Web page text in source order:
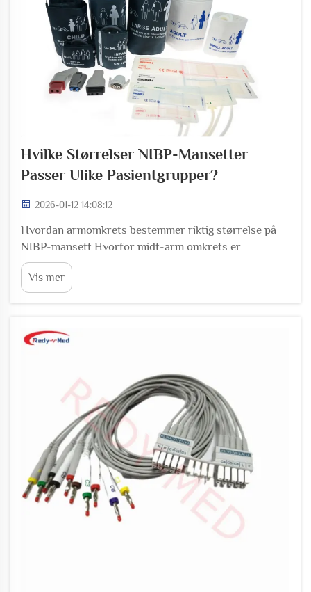
Hvilke Størrelser NIBP-Mansetter
Passer Ulike Pasientgrupper?
2026-01-12 14:08:12
Hvordan armomkrets bestemmer riktig størrelse på
NIBP-mansett Hvorfor midt-arm omkrets er
gullstandarden for valg av NIBP-mansett Midt-arm
omkrets, målt halvveis mellom skulderbeinet og
albueleddet, er fortsatt gullstandarden ved valg av...
Vis mer